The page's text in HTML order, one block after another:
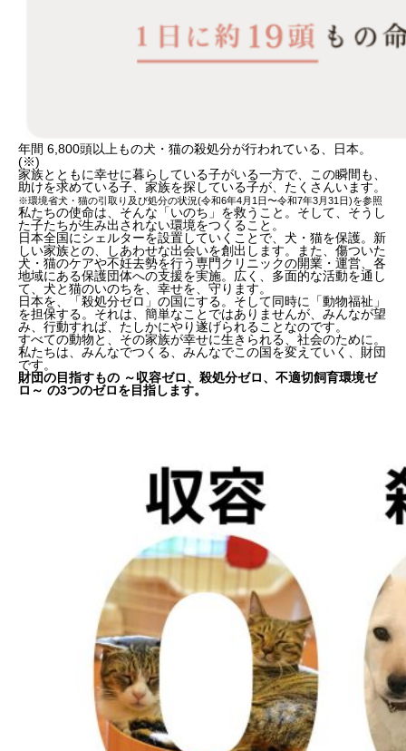
年間 6,800頭以上もの犬・猫の殺処分が行われている、日本。
(※)
家族とともに幸せに暮らしている子がいる一方で、この瞬間も、
助けを求めている子、家族を探している子が、たくさんいます。
※環境省⽝・猫の引取り及び処分の状況(令和6年4⽉1⽇〜令和7年3⽉31⽇)を参照
私たちの使命は、そんな「いのち」を救うこと。そして、そうし
た子たちが生み出されない環境をつくること。
日本全国にシェルターを設置していくことで、犬・猫を保護。新
しい家族との、しあわせな出会いを創出します。また、傷ついた
犬・猫のケアや不妊去勢を行う専門クリニックの開業・運営、各
地域にある保護団体への支援を実施。広く、多面的な活動を通し
て、犬と猫のいのちを、幸せを、守ります。
日本を、「殺処分ゼロ」の国にする。そして同時に「動物福祉」
を担保する。それは、簡単なことではありませんが、みんなが望
み、行動すれば、たしかにやり遂げられることなのです。
すべての動物と、その家族が幸せに生きられる、社会のために。
私たちは、みんなでつくる、みんなでこの国を変えていく、財団
です。
財団の目指すもの ～収容ゼロ、殺処分ゼロ、不適切飼育環境ゼ
ロ～ の3つのゼロを目指します。